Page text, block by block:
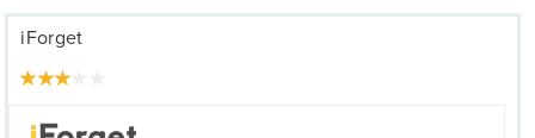
iForget